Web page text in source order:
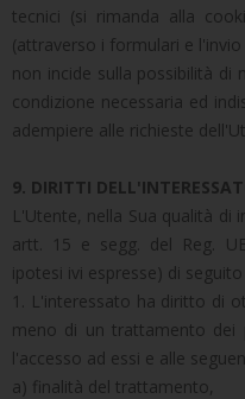
tecnici (si rimanda alla
(attraverso i formulari e
non incide sulla possibilità di
condizione necessaria ed
adempiere alle richieste
9. DIRITTI
L'Utente, nella Sua qualità di
artt. 15 e segg. del Reg.
ipotesi ivi espresse) di seguito
1. L'interessato ha diritto di
meno di un trattamento dei
l'accesso ad essi e alle
a) finalità del trattamento,